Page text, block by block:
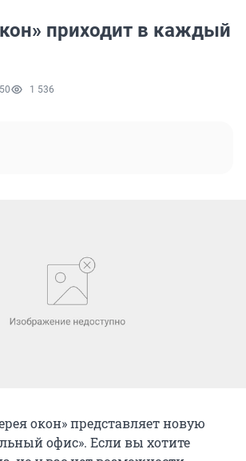
приходит в каждый
1 536
окон» представляет новую
офис». Если вы хотите